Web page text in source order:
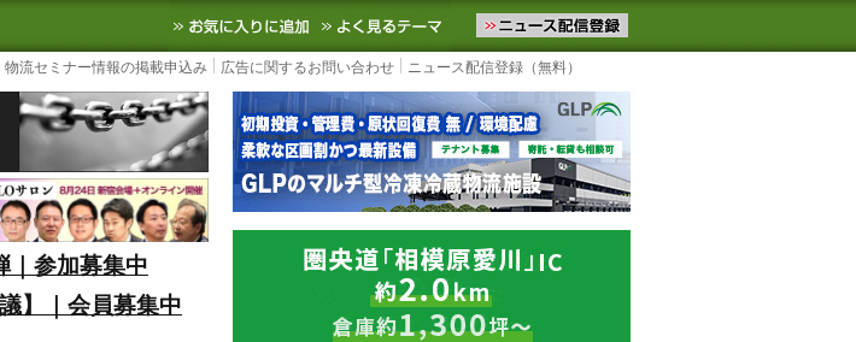
スサイト
3PL, SCMなど国内外の最新の物流ニュースをお届けします。物流ニュースメール配信を登録す
お気に入りに追加 よく見るテーマ
物流セミナー情報の掲載申込み 広告に関するお問い合わせ ニュース配信登録（無料）
｜参加募集中
】｜会員募集中